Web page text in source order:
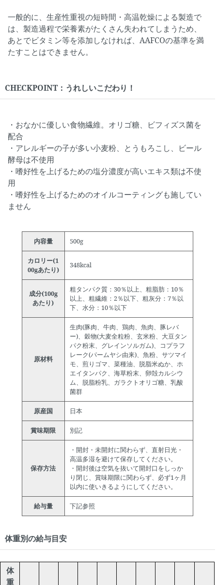
一般的に、生産性重視の短時間・高温乾燥による製造で
は、製造過程で栄養素がたくさん失われてしまうため、
あとでビタミン等を添加しなければ、AAFCOの基準を満
たすことはできません。
CHECKPOINT：うれしいこだわり！
・おなかに優しい食物繊維。オリゴ糖、ビフィズス菌を
配合
・アレルギーの子が多い小麦粉、とうもろこし、ビール
酵母は不使用
・嗜好性を上げるための塩分濃度が高いエキス類は不使
用
・嗜好性を上げるためのオイルコーティングも施してい
ません
内容量 500g
カロリー(1
00gあたり)
348kcal
成分(100g
あたり)
粗タンパク質：30％以上、粗脂肪：10％
以上、粗繊維：2％以下、粗灰分：7％以
下、水分：10％以下
原材料
生肉(豚肉、牛肉、鶏肉、魚肉、豚レバ
ー)、穀物(大麦全粒粉、玄米粉、大豆タン
パク粉末、グレインソルガム)、コプラフ
レーク(パームヤシ由来)、魚粉、サツマイ
モ、煎りゴマ、菜種油、脱脂米ぬか、ホ
エイタンパク、海草粉末、卵殻カルシウ
ム、脱脂粉乳、ガラクトオリゴ糖、乳酸
菌群
原産国 日本
賞味期限 別記
保存方法
・開封・未開封に関わらず、直射日光・
高温多湿を避けて保存してください。
・開封後は空気を抜いて開封口をしっか
り閉じ、賞味期限に関わらず、必ず1ヶ月
以内に使いきるようにしてください。
給与量 下記参照
体重別の給与目安
体
重